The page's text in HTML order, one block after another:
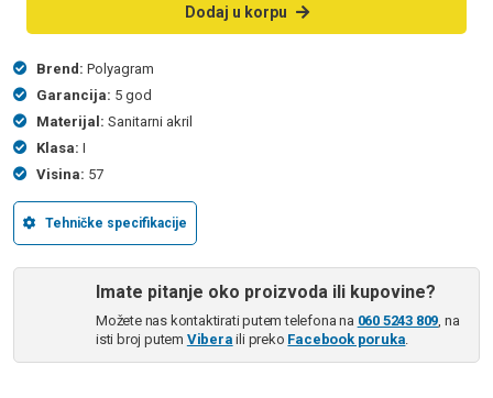
Dodaj u korpu
Brend: Polyagram
Garancija: 5 god
Materijal: Sanitarni akril
Klasa: I
Visina: 57
Tehničke specifikacije
Imate pitanje oko proizvoda ili kupovine?
Možete nas kontaktirati putem telefona na 060 5243 809, na
isti broj putem Vibera ili preko Facebook poruka.